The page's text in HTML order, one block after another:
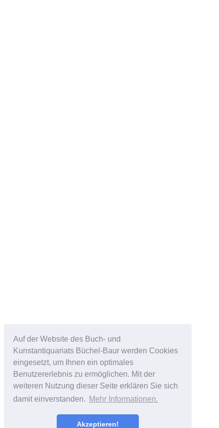
Auf der Website des Buch- und
Kunstantiquariats Büchel-Baur werden Cookies
eingesetzt, um Ihnen ein optimales
Benutzererlebnis zu ermöglichen. Mit der
weiteren Nutzung dieser Seite erklären Sie sich
damit einverstanden. Mehr Informationen.
Akzeptieren!